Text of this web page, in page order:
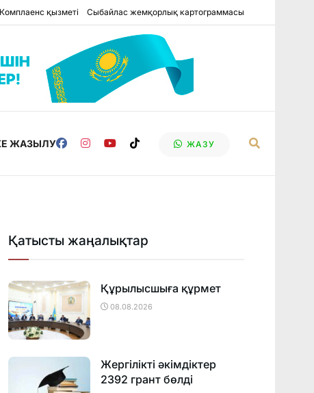
Комплаенс қызметі Сыбайлас жемқорлық картограммасы
ЖАЗЫЛУ ЖАЗУ
Қатысты жаңалықтар
Құрылысшыға құрмет
08.08.2026
Жергілікті әкімдіктер
2392 грант бөлді